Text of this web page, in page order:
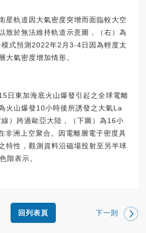
星軌道因大氣密度突增而面臨較大空
致於無法維持軌道示意圖，（右）為
式預測2022年2月3-4日因為輕度太
大氣密度增加情形。
日東加海底火山爆發引起之全球電離
火山爆發10小時後所誘發之大氣La
）跨過歐亞大陸，（下圖）為16小
非洲上空聚合。因電離層電子密度具
特性，觀測資料沿磁場投射至另半球
階表示。
下一則
回列表頁